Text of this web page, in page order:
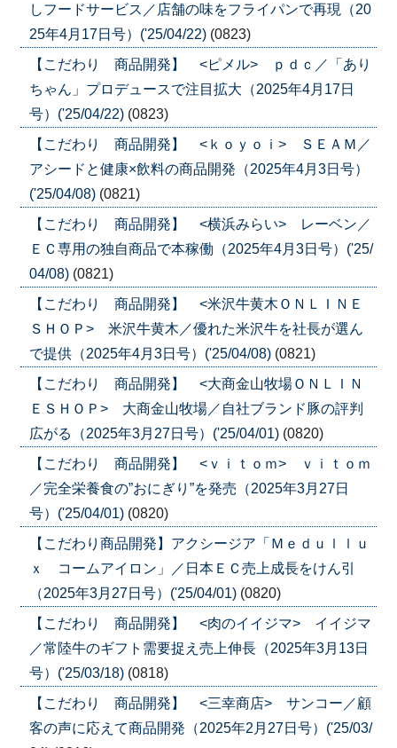
しフードサービス／店舗の味をフライパンで再現（20
25年4月17日号）('25/04/22) (0823)
【こだわり 商品開発】 <ピメル> ｐｄｃ／「あり
ちゃん」プロデュースで注目拡大（2025年4月17日
号）('25/04/22) (0823)
【こだわり 商品開発】 <ｋｏｙｏｉ> ＳＥＡＭ／
アシードと健康×飲料の商品開発（2025年4月3日号）
('25/04/08) (0821)
【こだわり 商品開発】 <横浜みらい> レーベン／
ＥＣ専用の独自商品で本稼働（2025年4月3日号）('25/
04/08) (0821)
【こだわり 商品開発】 <米沢牛黄木ＯＮＬＩＮＥ
ＳＨＯＰ> 米沢牛黄木／優れた米沢牛を社長が選ん
で提供（2025年4月3日号）('25/04/08) (0821)
【こだわり 商品開発】 <大商金山牧場ＯＮＬＩＮ
ＥＳＨＯＰ> 大商金山牧場／自社ブランド豚の評判
広がる（2025年3月27日号）('25/04/01) (0820)
【こだわり 商品開発】 <ｖｉｔｏｍ> ｖｉｔｏｍ
／完全栄養食の”おにぎり”を発売（2025年3月27日
号）('25/04/01) (0820)
【こだわり商品開発】アクシージア「Ｍｅｄｕｌｌｕ
ｘ コームアイロン」／日本ＥＣ売上成長をけん引
（2025年3月27日号）('25/04/01) (0820)
【こだわり 商品開発】 <肉のイイジマ> イイジマ
／常陸牛のギフト需要捉え売上伸長（2025年3月13日
号）('25/03/18) (0818)
【こだわり 商品開発】 <三幸商店> サンコー／顧
客の声に応えて商品開発（2025年2月27日号）('25/03/